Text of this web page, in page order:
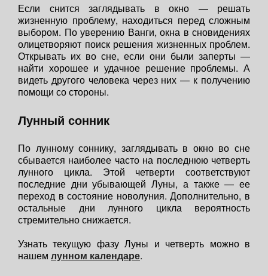
Если снится заглядывать в окно — решать
жизненную проблему, находиться перед сложным
выбором. По уверению Ванги, окна в сновидениях
олицетворяют поиск решения жизненных проблем.
Открывать их во сне, если они были заперты —
найти хорошее и удачное решение проблемы. А
видеть другого человека через них — к получению
помощи со стороны.
Лунный сонник
По лунному соннику, заглядывать в окно во сне
сбывается наиболее часто на последнюю четверть
лунного цикла. Этой четверти соответствуют
последние дни убывающей Луны, а также — ее
переход в состояние новолуния. Дополнительно, в
остальные дни лунного цикла вероятность
стремительно снижается.
Узнать текущую фазу Луны и четверть можно в
нашем лунном календаре.